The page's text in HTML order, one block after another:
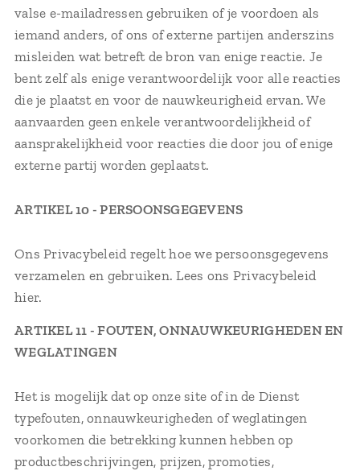
valse e-mailadressen gebruiken of je voordoen als
iemand anders, of ons of externe partijen anderszins
misleiden wat betreft de bron van enige reactie. Je
bent zelf als enige verantwoordelijk voor alle reacties
die je plaatst en voor de nauwkeurigheid ervan. We
aanvaarden geen enkele verantwoordelijkheid of
aansprakelijkheid voor reacties die door jou of enige
externe partij worden geplaatst.
ARTIKEL 10 - PERSOONSGEGEVENS
Ons Privacybeleid regelt hoe we persoonsgegevens
verzamelen en gebruiken. Lees ons Privacybeleid
hier.
ARTIKEL 11 - FOUTEN, ONNAUWKEURIGHEDEN EN
WEGLATINGEN
Het is mogelijk dat op onze site of in de Dienst
typefouten, onnauwkeurigheden of weglatingen
voorkomen die betrekking kunnen hebben op
productbeschrijvingen, prijzen, promoties,